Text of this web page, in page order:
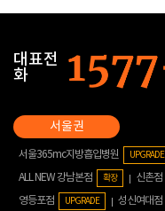
대표전
화
서울365mc지방흡입병원 UPGRADE
ALL NEW 강남본점 확장 신촌점
영등포점
UPGRADE 성신여대점